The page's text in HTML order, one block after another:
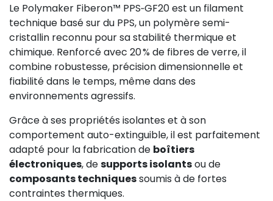
Le Polymaker Fiberon™ PPS‑GF20 est un filament
technique basé sur du PPS, un polymère semi-
cristallin reconnu pour sa stabilité thermique et
chimique. Renforcé avec 20 % de fibres de verre, il
combine robustesse, précision dimensionnelle et
fiabilité dans le temps, même dans des
environnements agressifs.
Grâce à ses propriétés isolantes et à son
comportement auto-extinguible, il est parfaitement
adapté pour la fabrication de boîtiers
électroniques, desupports isolantsou de
composants techniquessoumis à de fortes
contraintes thermiques.